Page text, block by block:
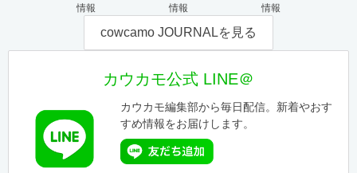
情報
情報
情報
cowcamo JOURNALを見る
カウカモ公式 LINE＠
カウカモ編集部から毎日配信。新着やおす
すめ情報をお届けします。